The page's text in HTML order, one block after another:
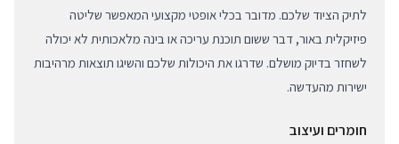
לתיק הציוד שלכם. מדובר בכלי אופטי מקצועי המאפשר שליטה
פיזיקלית באור, דבר ששום תוכנת עריכה או בינה מלאכותית לא יכולה
לשחזר בדיוק מושלם. שדרגו את היכולות שלכם והשיגו תוצאות מרהיבות
ישירות מהעדשה.
חומרים ועיצוב